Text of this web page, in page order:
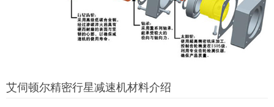
艾伺顿尔精密行星减速机材料介绍